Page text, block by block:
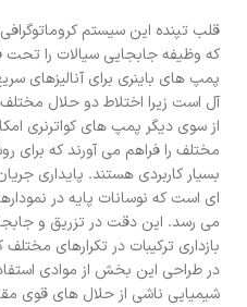
قلب تپنده این سیستم
که وظیفه جابجایی سیالات را تحت
پمپ های باینری برای آنالیزهای
آل است زیرا اختلاط دو حلال
از سوی دیگر پمپ های کواترنری
مختلف را فراهم می آورند که
بسیار کاربردی هستند. پایداری
ای است که نوسانات پایه در
می رسد. این دقت در تزریق و
بازداری ترکیبات در تکرارهای
در طراحی این بخش از موادی
شیمیایی ناشی از حلال های قوی